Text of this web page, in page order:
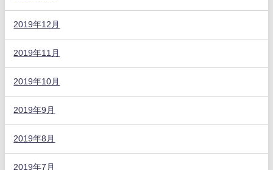
2019年12月
2019年11月
2019年10月
2019年9月
2019年8月
2019年7月